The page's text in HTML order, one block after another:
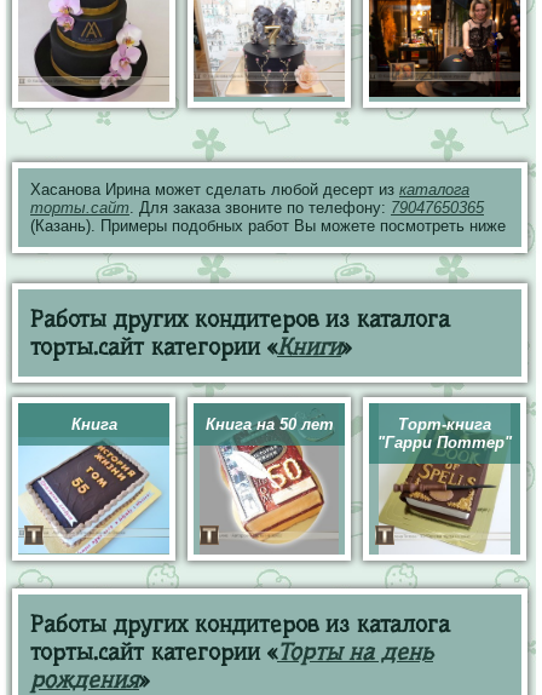
Хасанова Ирина может сделать любой десерт из каталога
торты.сайт . Для заказа звоните по телефону: 79047650365
(Казань). Примеры подобных работ Вы можете посмотреть ниже
Работы других кондитеров из каталога
торты.сайт категории «Книги»
Книга Книга на 50 лет
Торт-книга
"Гарри Поттер"
Работы других кондитеров из каталога
торты.сайт категории «Торты на день
рождения»